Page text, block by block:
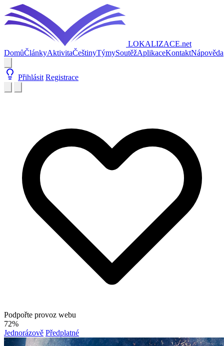
LOKALIZACE.net
DomůČlánkyAktivitaČeštinyTýmySoutěžAplikaceKontaktNápověda
Přihlásit Registrace
Podpořte provoz webu
72%
Jednorázově Předplatné